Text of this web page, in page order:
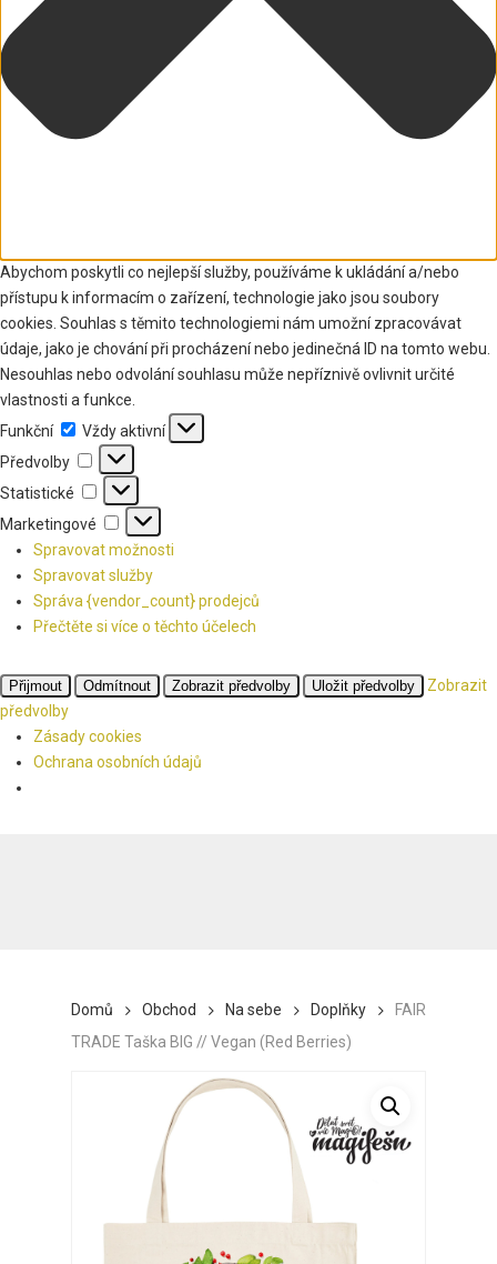
Abychom poskytli co nejlepší služby, používáme k ukládání a/nebo
přístupu k informacím o zařízení, technologie jako jsou soubory
cookies. Souhlas s těmito technologiemi nám umožní zpracovávat
údaje, jako je chování při procházení nebo jedinečná ID na tomto webu.
Nesouhlas nebo odvolání souhlasu může nepříznivě ovlivnit určité
vlastnosti a funkce.
Funkční
Funkční
Vždy aktivní
Předvolby
Předvolby
Statistické Statistické
Marketingové
Marketingové
Spravovat možnosti
Spravovat služby
Správa {vendor_count} prodejců
Přečtěte si více o těchto účelech
Přijmout Odmítnout Zobrazit předvolby Uložit předvolby
Zobrazit
předvolby
Zásady cookies
Ochrana osobních údajů
Domů Obchod Na sebe Doplňky
FAIR
TRADE Taška BIG // Vegan (Red Berries)